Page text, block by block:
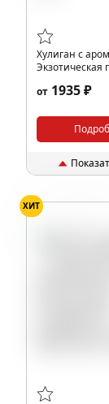
Хулиган с
Экзотическая
от 1935 ₽
ХИТ